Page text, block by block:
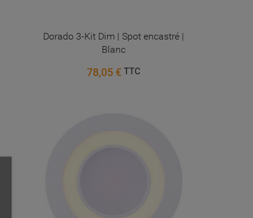
Dorado 3-Kit Dim | Spot encastré |
Blanc
78,05 € TTC